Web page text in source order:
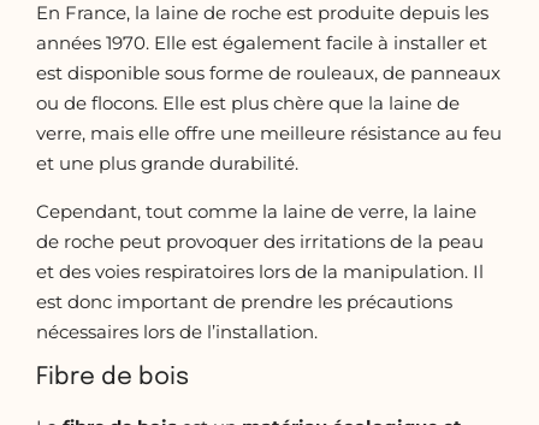
En France, la laine de roche est produite depuis les
années 1970. Elle est également facile à installer et
est disponible sous forme de rouleaux, de panneaux
ou de flocons. Elle est plus chère que la laine de
verre, mais elle offre une meilleure résistance au feu
et une plus grande durabilité.
Cependant, tout comme la laine de verre, la laine
de roche peut provoquer des irritations de la peau
et des voies respiratoires lors de la manipulation. Il
est donc important de prendre les précautions
nécessaires lors de l’installation.
Fibre de bois